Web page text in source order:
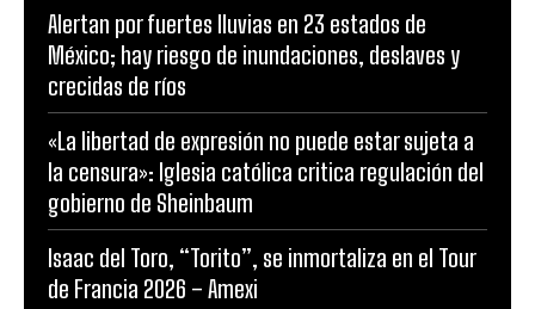
Alertan por fuertes lluvias en 23 estados de
México; hay riesgo de inundaciones, deslaves y
crecidas de ríos
«La libertad de expresión no puede estar sujeta a
la censura»: Iglesia católica critica regulación del
gobierno de Sheinbaum
Isaac del Toro, “Torito”, se inmortaliza en el Tour
de Francia 2026 – Amexi